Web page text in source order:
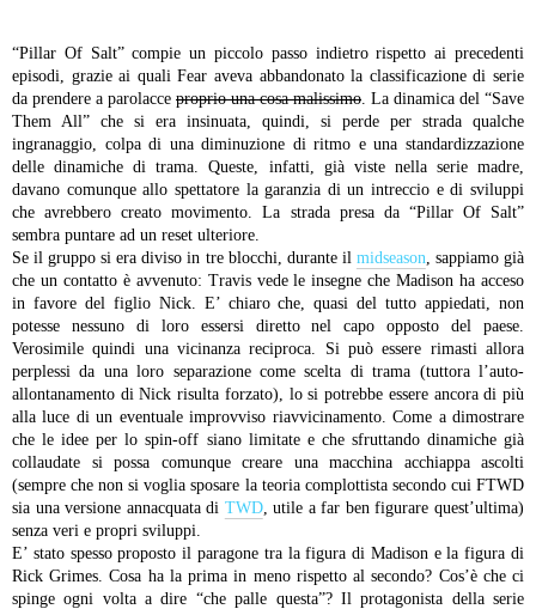
“Pillar Of Salt” compie un piccolo passo indietro rispetto ai precedenti
episodi, grazie ai quali Fear aveva abbandonato la classificazione di serie
da prendere a parolacce proprio una cosa malissimo . La dinamica del “Save
Them All” che si era insinuata, quindi, si perde per strada qualche
ingranaggio, colpa di una diminuzione di ritmo e una standardizzazione
delle dinamiche di trama. Queste, infatti, già viste nella serie madre,
davano comunque allo spettatore la garanzia di un intreccio e di sviluppi
che avrebbero creato movimento. La strada presa da “Pillar Of Salt”
sembra puntare ad un reset ulteriore.
Se il gruppo si era diviso in tre blocchi, durante il midseason , sappiamo già
che un contatto è avvenuto: Travis vede le insegne che Madison ha acceso
in favore del figlio Nick. E’ chiaro che, quasi del tutto appiedati, non
potesse nessuno di loro essersi diretto nel capo opposto del paese.
Verosimile quindi una vicinanza reciproca. Si può essere rimasti allora
perplessi da una loro separazione come scelta di trama (tuttora l’auto-
allontanamento di Nick risulta forzato), lo si potrebbe essere ancora di più
alla luce di un eventuale improvviso riavvicinamento. Come a dimostrare
che le idee per lo spin-off siano limitate e che sfruttando dinamiche già
collaudate si possa comunque creare una macchina acchiappa ascolti
(sempre che non si voglia sposare la teoria complottista secondo cui FTWD
sia una versione annacquata di TWD, utile a far ben figurare quest’ultima)
senza veri e propri sviluppi.
E’ stato spesso proposto il paragone tra la figura di Madison e la figura di
Rick Grimes. Cosa ha la prima in meno rispetto al secondo? Cos’è che ci
spinge ogni volta a dire “che palle questa”? Il protagonista della serie